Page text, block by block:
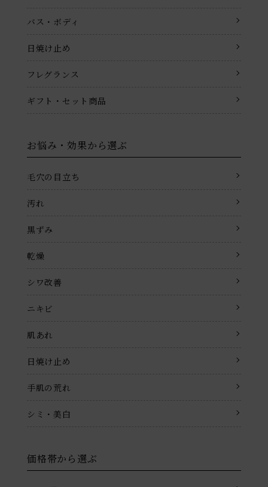
バス・ボディ
日焼け止め
フレグランス
ギフト・セット商品
お悩み・効果から選ぶ
毛穴の目立ち
汚れ
黒ずみ
乾燥
シワ改善
ニキビ
肌あれ
日焼け止め
手肌の荒れ
シミ・美白
価格帯から選ぶ